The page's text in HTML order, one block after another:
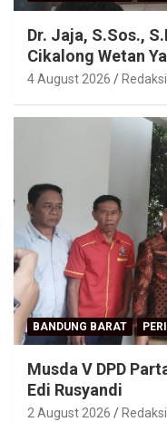
Dr. Jaja, S.Sos.,
Cikalong Wetan
4 August 2026 Redaksi
BANDUNG BARAT
Musda V DPD
Edi Rusyandi
2 August 2026 Redaksi